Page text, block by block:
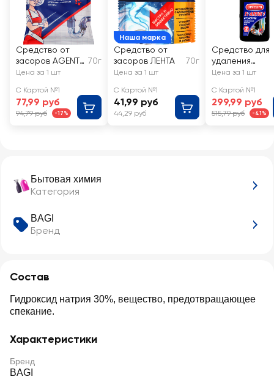
Бытовая химия
Категория
BAGI
Бренд
Состав
Гидроксид натрия 30%, вещество, предотвращающее
спекание.
Характеристики
Бренд
BAGI
Средство от
засоров AGENT
X
70г
Цена за 1 шт
С Картой №1
77,99 руб
94,79 руб -17%
Наша марка
Средство от
засоров ЛЕНТА
70г
Цена за 1 шт
С Картой №1
41,99 руб
44,29 руб
Средство для
удаления
засоров
Tornado
ое
Цена за 1 шт
С Картой №1
299,99 руб
515,79 руб -41%